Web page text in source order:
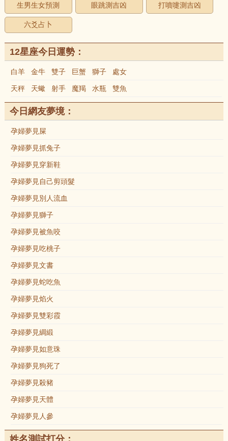
生男生女預測 眼跳測吉凶 打噴嚏測吉凶
六爻占卜
12星座今日運勢：
白羊 金牛 雙子 巨蟹 獅子 處女
天秤 天蠍 射手 魔羯 水瓶 雙魚
今日網友夢境：
孕婦夢見屎
孕婦夢見抓兔子
孕婦夢見穿新鞋
孕婦夢見自己剪頭髮
孕婦夢見別人流血
孕婦夢見獅子
孕婦夢見被魚咬
孕婦夢見吃桃子
孕婦夢見文書
孕婦夢見蛇吃魚
孕婦夢見焰火
孕婦夢見雙彩霞
孕婦夢見綢緞
孕婦夢見如意珠
孕婦夢見狗死了
孕婦夢見殺豬
孕婦夢見天體
孕婦夢見人參
姓名測試打分：